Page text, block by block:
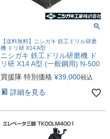
【送料無料】ニシガキ 鉄工ドリル研磨
機 ドリ研 X14 A型
ニシガキ 鉄工ドリル研磨機 ド
リ研 X14 A型 (一般鋼用) N-500
買援隊 特別価格 ¥39,000税込
詳細を見る